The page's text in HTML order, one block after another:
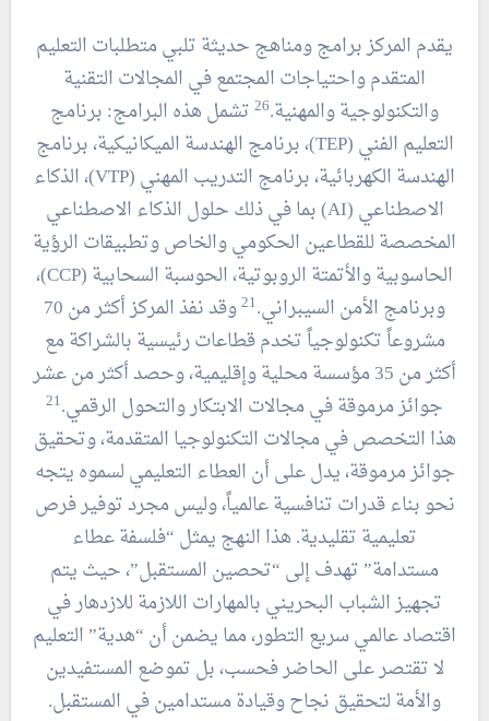
يقدم المركز برامج ومناهج حديثة تلبي متطلبات التعليم
المتقدم واحتياجات المجتمع في المجالات التقنية
والتكنولوجية والمهنية.26 تشمل هذه البرامج: برنامج
التعليم الفني (TEP)، برنامج الهندسة الميكانيكية، برنامج
الهندسة الكهربائية، برنامج التدريب المهني (VTP)، الذكاء
الاصطناعي (AI) بما في ذلك حلول الذكاء الاصطناعي
المخصصة للقطاعين الحكومي والخاص وتطبيقات الرؤية
الحاسوبية والأتمتة الروبوتية، الحوسبة السحابية (CCP)،
وبرنامج الأمن السيبراني.21
وقد نفذ المركز أكثر من 70
مشروعاً تكنولوجياً تخدم قطاعات رئيسية بالشراكة مع
أكثر من 35 مؤسسة محلية وإقليمية، وحصد أكثر من عشر
جوائز مرموقة في مجالات الابتكار والتحول الرقمي.21
هذا التخصص في مجالات التكنولوجيا المتقدمة، وتحقيق
جوائز مرموقة، يدل على أن العطاء التعليمي لسموه يتجه
نحو بناء قدرات تنافسية عالمياً، وليس مجرد توفير فرص
تعليمية تقليدية. هذا النهج يمثل “فلسفة عطاء
مستدامة” تهدف إلى “تحصين المستقبل”، حيث يتم
تجهيز الشباب البحريني بالمهارات اللازمة للازدهار في
اقتصاد عالمي سريع التطور، مما يضمن أن “هدية” التعليم
لا تقتصر على الحاضر فحسب، بل تموضع المستفيدين
والأمة لتحقيق نجاح وقيادة مستدامين في المستقبل.